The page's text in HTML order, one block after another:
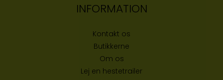
INFORMATION
Kontakt os
Butikkerne
Om os
Lej en hestetrailer